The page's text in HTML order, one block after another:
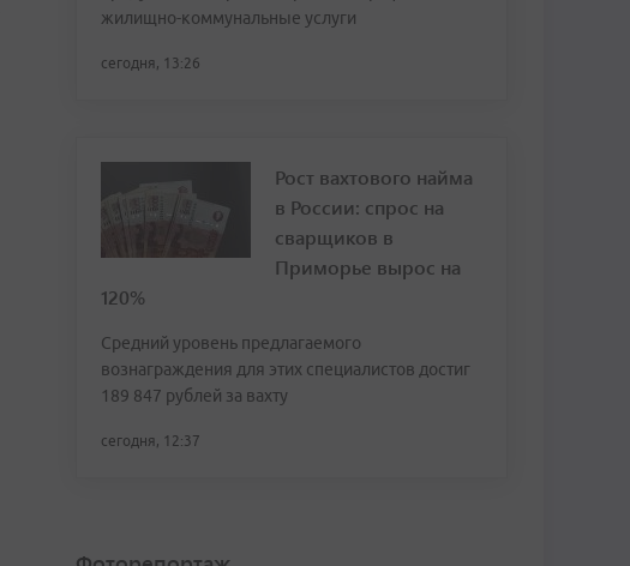
жилищно-коммунальные услуги
сегодня, 13:26
Рост вахтового найма
в России: спрос на
сварщиков в
Приморье вырос на
120%
Средний уровень предлагаемого
вознаграждения для этих специалистов достиг
189 847 рублей за вахту
сегодня, 12:37